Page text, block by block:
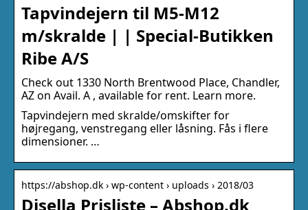
Tapvindejern til M5-M12
m/skralde | | Special-Butikken
Ribe A/S
Check out 1330 North Brentwood Place, Chandler,
AZ on Avail. A , available for rent. Learn more.
Tapvindejern med skralde/omskifter for
højregang, venstregang eller låsning. Fås i flere
dimensioner. …
https://abshop.dk › wp-content › uploads › 2018/03
Disella Prisliste – Abshop.dk